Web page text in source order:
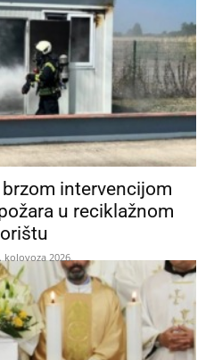
intervencijom
u reciklažnom
kolovoza 2026.